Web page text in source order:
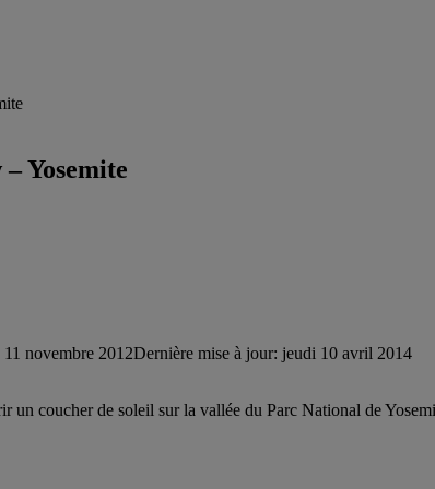
Yosemite
novembre 2012Dernière mise à jour: jeudi 10 avril 2014
un coucher de soleil sur la vallée du Parc National de